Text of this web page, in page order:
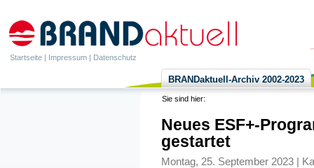
Startseite | Impressum | Datenschutz
BRANDaktuell-Archiv 2002-2023
Sie sind hier:
Neues ESF+-
gestartet
Montag, 25. September 2023 |